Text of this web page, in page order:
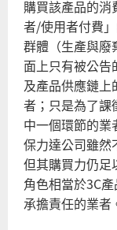
購買該產品的
者/使用者付費
群體（生產與廢
面上只有被公
及產品供應鏈
者；只是為了課
中一個環節的業
保力達公司雖然
但其購買力仍足
角色相當於3C
承擔責任的業者